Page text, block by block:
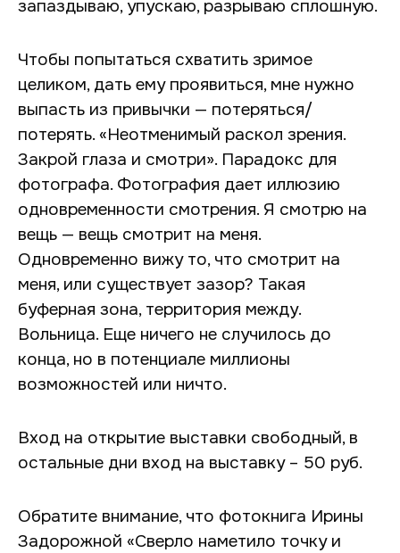
запаздываю, упускаю, разрываю сплошную.
Чтобы попытаться схватить зримое
целиком, дать ему проявиться, мне нужно
выпасть из привычки — потеряться/
потерять. «Неотменимый раскол зрения.
Закрой глаза и смотри». Парадокс для
фотографа. Фотография дает иллюзию
одновременности смотрения. Я смотрю на
вещь — вещь смотрит на меня.
Одновременно вижу то, что смотрит на
меня, или существует зазор? Такая
буферная зона, территория между.
Вольница. Еще ничего не случилось до
конца, но в потенциале миллионы
возможностей или ничто.
Вход на открытие выставки свободный, в
остальные дни вход на выставку – 50 руб.
Обратите внимание, что фотокнига Ирины
Задорожной «Сверло наметило точку и